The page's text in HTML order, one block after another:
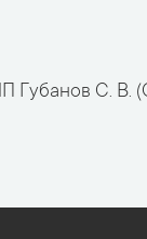
Губанов С. В.